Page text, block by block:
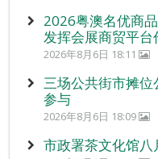
2026粤澳名优商
发挥会展商贸平台
2026年8月6日 18:11
三场公共街市摊位
参与
2026年8月6日 18:09
市政署茶文化馆八